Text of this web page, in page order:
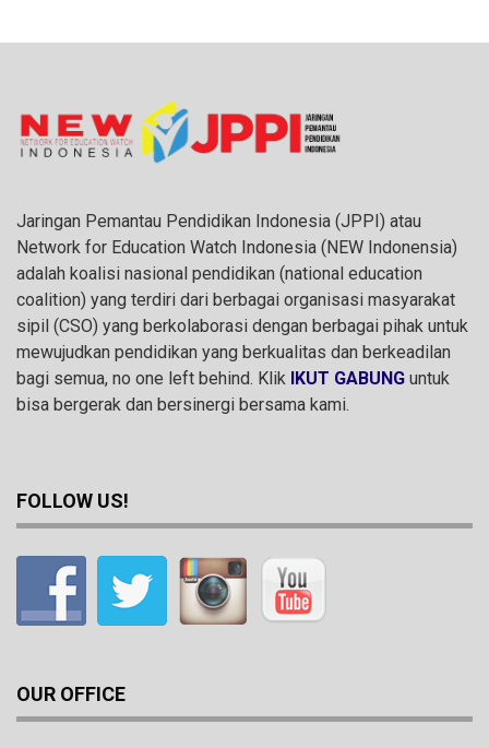
Jaringan Pemantau Pendidikan Indonesia (JPPI) atau
Network for Education Watch Indonesia (NEW Indonensia)
adalah koalisi nasional pendidikan (national education
coalition) yang terdiri dari berbagai organisasi masyarakat
sipil (CSO) yang berkolaborasi dengan berbagai pihak untuk
mewujudkan pendidikan yang berkualitas dan berkeadilan
bagi semua, no one left behind. Klik IKUT GABUNG untuk
bisa bergerak dan bersinergi bersama kami.
FOLLOW US!
OUR OFFICE